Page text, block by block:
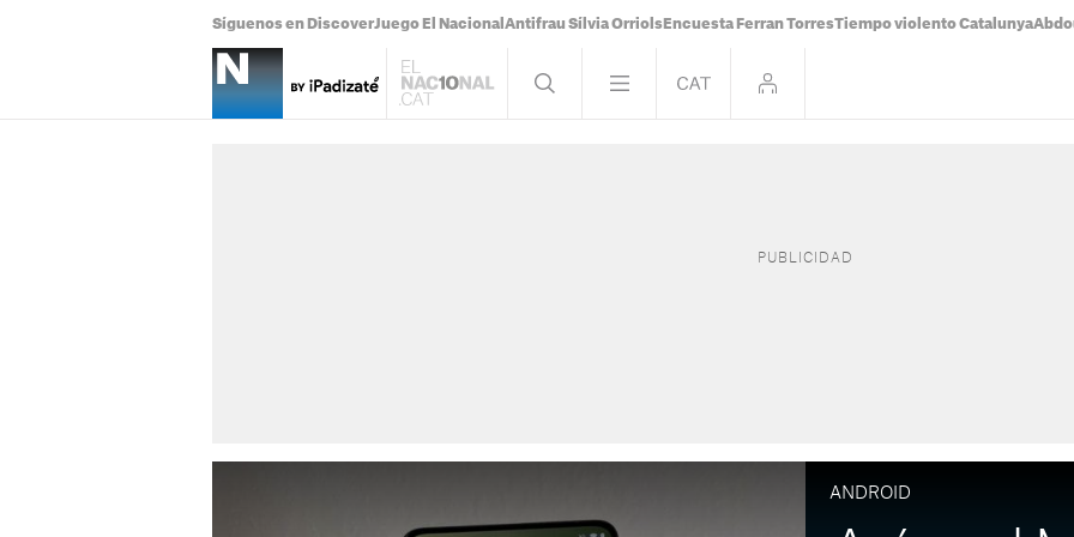
Síguenos en DiscoverJuego El Nacional Antifrau Sílvia Orriols Encuesta Ferran TorresTiempo violento Catalunya
ANDROID